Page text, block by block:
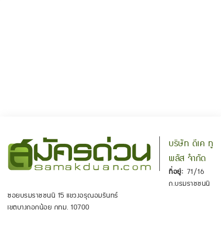
บริษัท ดีเค ทู
พลัส จำกัด
ที่อยู่: 71/16
ถ.บรมราชชนนี
ซอยบรมราชชนนี 15 แขวงอรุณอมรินทร์
เขตบางกอกน้อย กทม. 10700